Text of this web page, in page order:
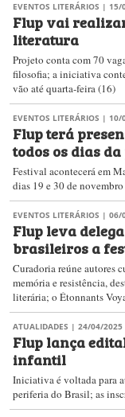
EVENTOS LITERÁRIOS | 15/
Flup vai
literatura
Projeto conta com 70
filosofia; a iniciativa
vão até quarta-feira (16)
EVENTOS LITERÁRIOS | 10/
Flup terá
todos os dias
Festival acontecerá em
dias 19 e 30 de novembro
EVENTOS LITERÁRIOS | 06/
Flup leva
brasileiros a
Curadoria reúne autores
memória e resistência,
literária; o Étonnants
ATUALIDADES | 24/04/2025
Flup lança
infantil
Iniciativa é voltada para
periferia do Brasil; as